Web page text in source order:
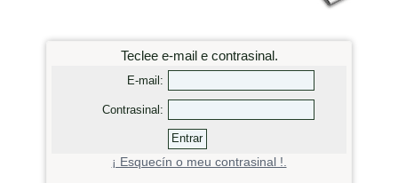
Teclee e-mail e contrasinal.
E-mail:
Contrasinal:
¡ Esquecín o meu contrasinal !.